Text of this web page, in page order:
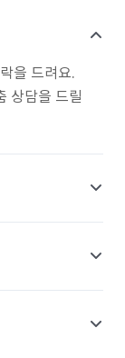
을 드려요.
상담을 드릴